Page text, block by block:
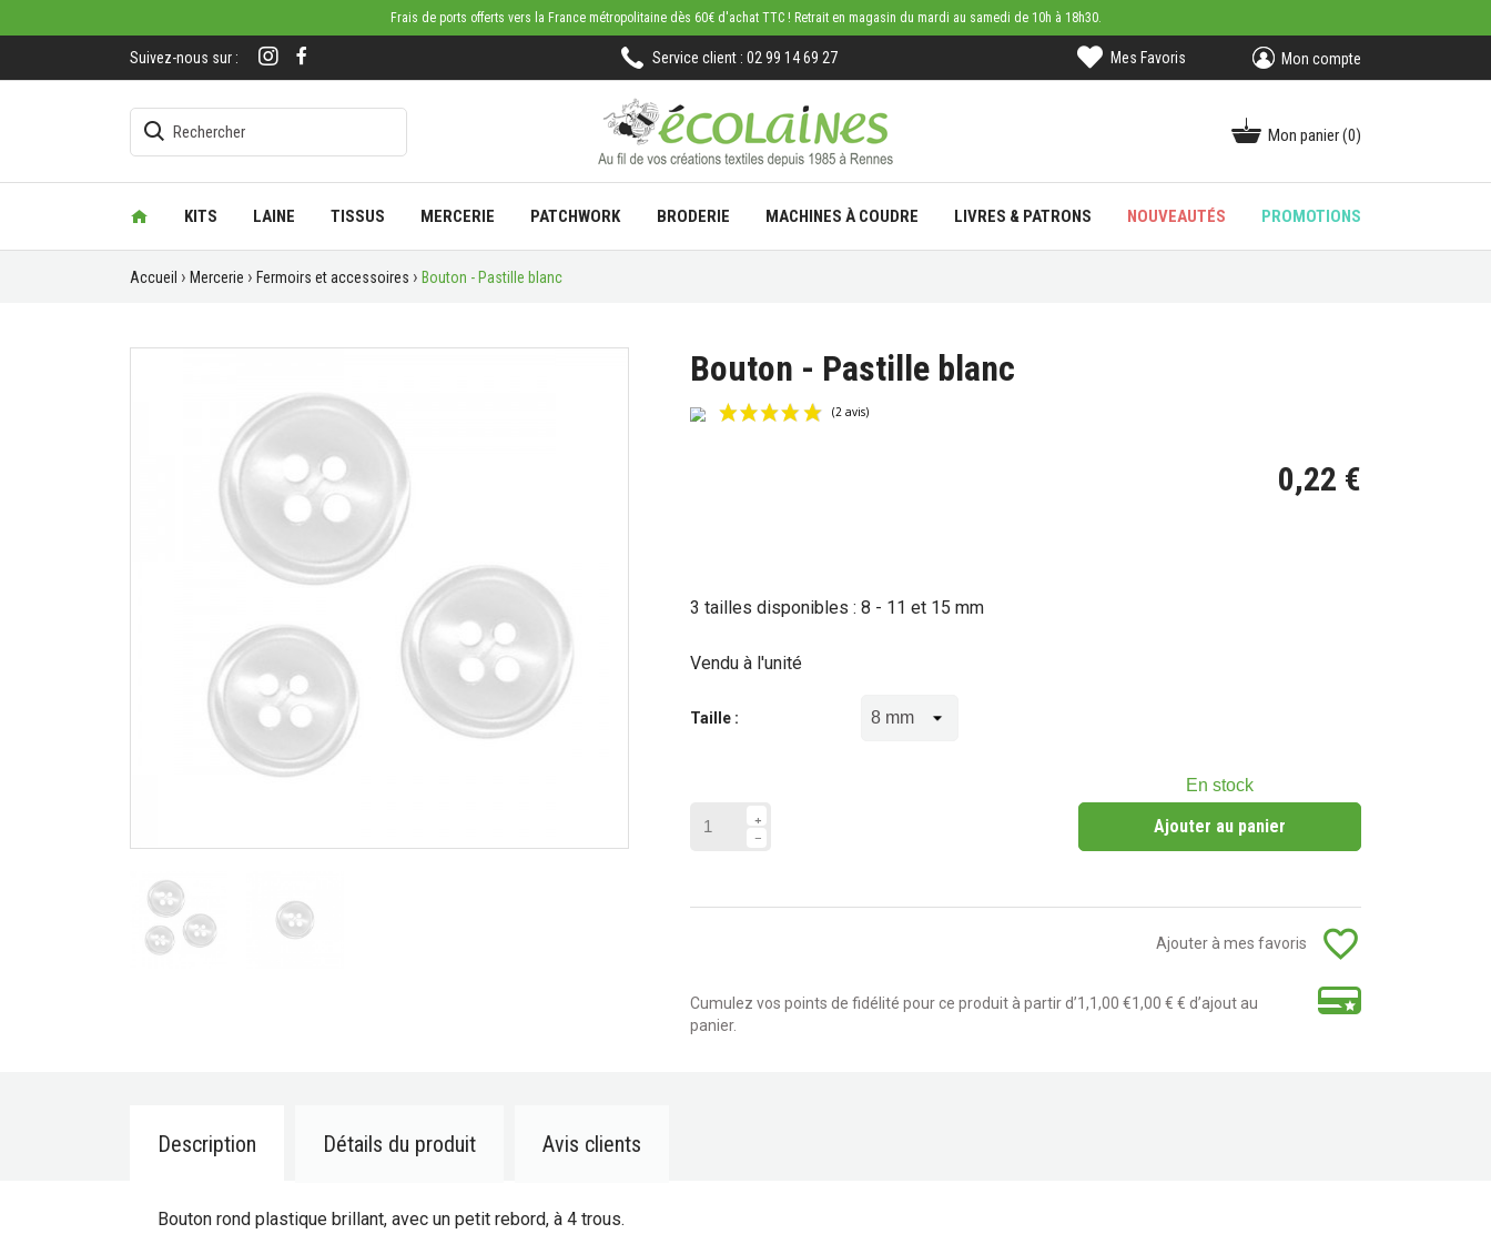
Frais de ports offerts vers la France métropolitaine dès 60€ d'achat TTC ! Retrait en magasin du mardi au samedi de 10h à 18h30.
Suivez-nous sur : Service client : 02 99 14 69 27 Mes Favoris Mon compte
Mon panier(0)
KITS LAINE TISSUS MERCERIE PATCHWORK BRODERIE MACHINES À COUDRE LIVRES & PATRONS NOUVEAUTÉS PROMOTIONS
Accueil Mercerie Fermoirs et accessoires Bouton - Pastille blanc
Bouton - Pastille blanc
0,22 €
3 tailles disponibles : 8 - 11 et 15 mm
Vendu à l'unité
Taille :
En stock
Ajouter au panier
Ajouter à mes favoris favorite_border
Cumulez vos points de fidélité pour ce produit à partir d’1,1,00 €1,00 € € d’ajout au
panier.
Description Détails du produit Avis clients
Bouton rond plastique brillant, avec un petit rebord, à 4 trous.